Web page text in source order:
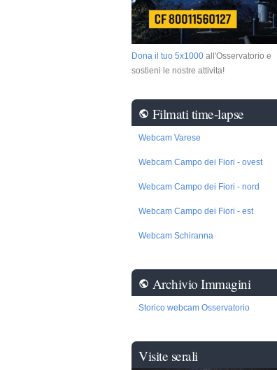
Dona il tuo 5x1000 all'Osservatorio e
sostieni le nostre attivita!
public Filmati time-lapse
Webcam Varese
Webcam Campo dei Fiori - ovest
Webcam Campo dei Fiori - nord
Webcam Campo dei Fiori - est
Webcam Schiranna
public Archivio Immagini
Storico webcam Osservatorio
Visite serali